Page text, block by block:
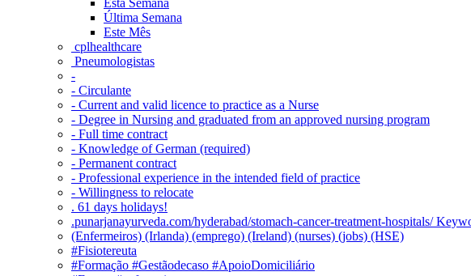
Última Semana
Este Mês
‎ cplhealthcare‬
Pneumologistas
-
- Circulante
- Current and valid licence to practice as a Nurse
- Degree in Nursing and graduated from an approved nursing program
- Full time contract
- Knowledge of German (required)
- Permanent contract
- Professional experience in the intended field of practice
- Willingness to relocate
. 61 days holidays!
.punarjanayurveda.com/hyderabad/stomach-cancer-treatment-hospitals/
(Enfermeiros) (Irlanda) (emprego) (Ireland) (nurses) (jobs) (HSE)
#Fisiotereuta
#Formação #Gestãodecaso #ApoioDomiciliário